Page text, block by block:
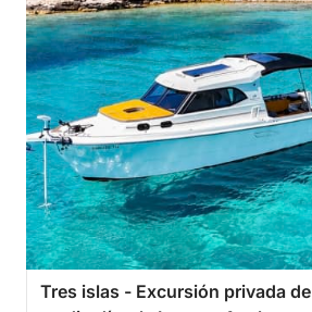
Tres islas - Excursión privada de